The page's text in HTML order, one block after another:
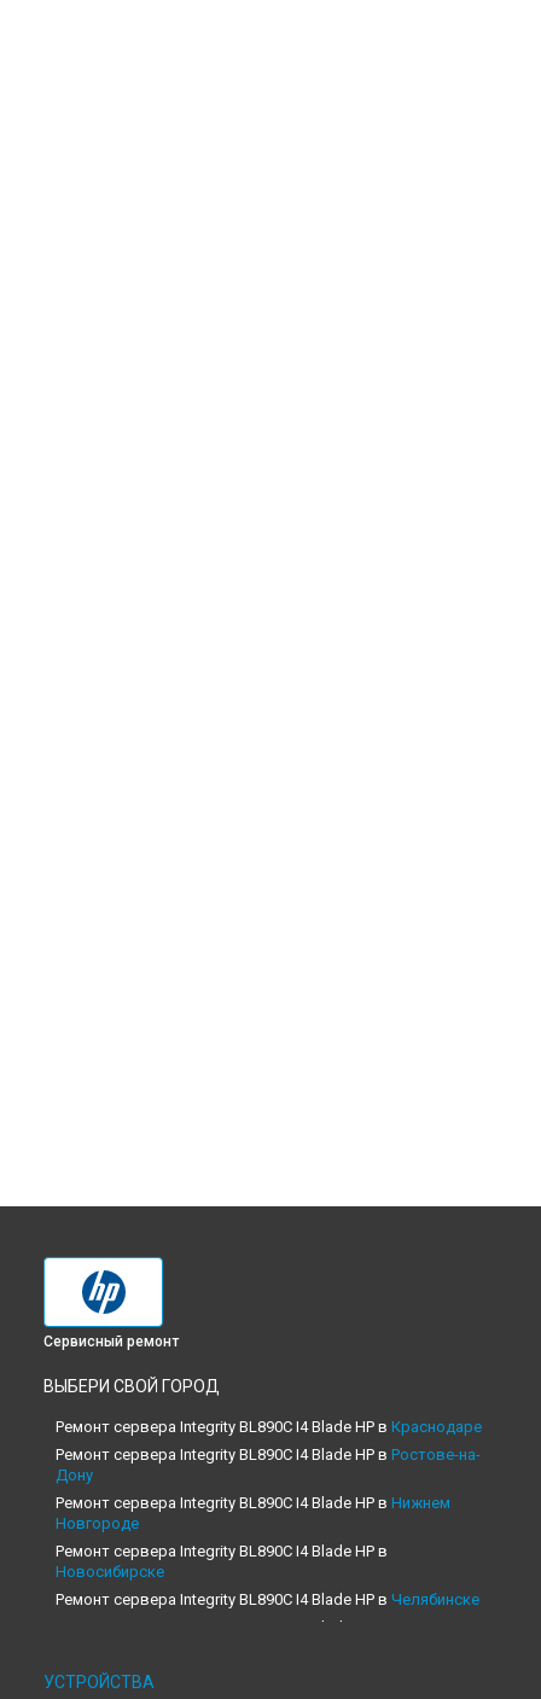
Сервисный ремонт
ВЫБЕРИ СВОЙ ГОРОД
Ремонт сервера Integrity BL890C I4 Blade HP в Краснодаре
Ремонт сервера Integrity BL890C I4 Blade HP в Ростове-на-
Дону
Ремонт сервера Integrity BL890C I4 Blade HP в Нижнем
Новгороде
Ремонт сервера Integrity BL890C I4 Blade HP в
Новосибирске
Ремонт сервера Integrity BL890C I4 Blade HP в Челябинске
Ремонт сервера Integrity BL890C I4 Blade HP в
Ремонт сервера Integrity BL890C I4 Blade HP в
УСТРОЙСТВА